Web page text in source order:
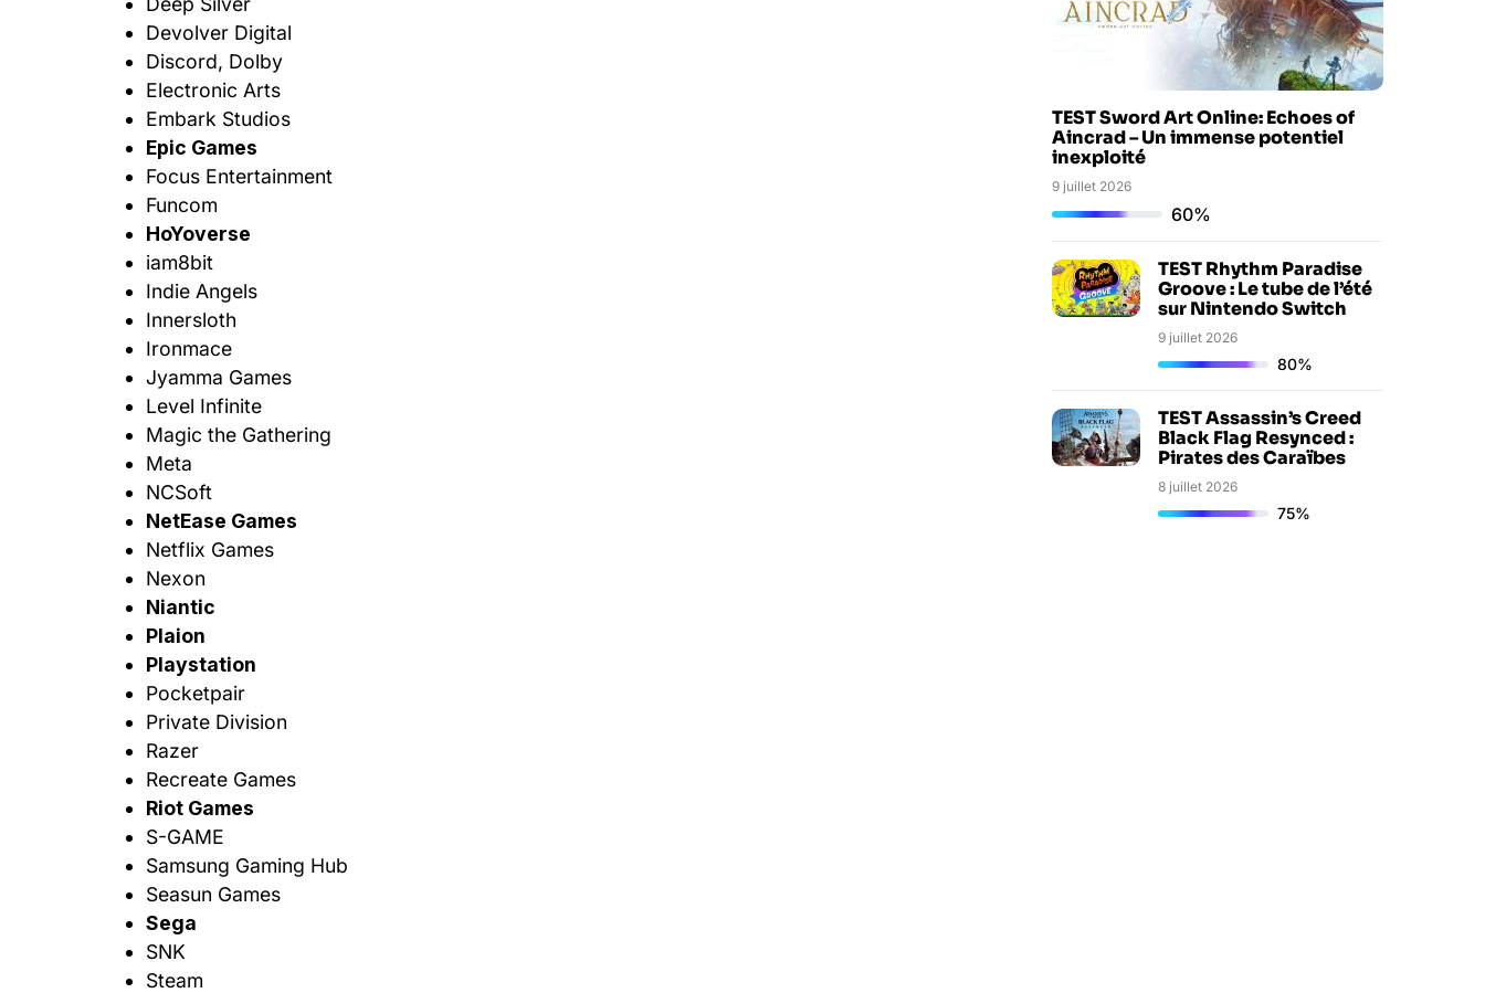
Devolver Digital
Discord, Dolby
Electronic Arts
Embark Studios
Epic Games
Focus Entertainment
Funcom
HoYoverse
iam8bit
Indie Angels
Innersloth
Ironmace
Jyamma Games
Level Infinite
Magic the Gathering
Meta
NCSoft
NetEase Games
Netflix Games
Nexon
Niantic
Plaion
Playstation
Pocketpair
Private Division
Razer
Recreate Games
Riot Games
S-GAME
Samsung Gaming Hub
Seasun Games
Sega
SNK
Steam
TEST Sword Art Online: Echoes of
Aincrad – Un immense potentiel
inexploité
9 juillet 2026
60%
TEST Rhythm Paradise
Groove : Le tube de l’été
sur Nintendo Switch
9 juillet 2026
80%
TEST Assassin’s Creed
Black Flag Resynced :
Pirates des Caraïbes
8 juillet 2026
75%